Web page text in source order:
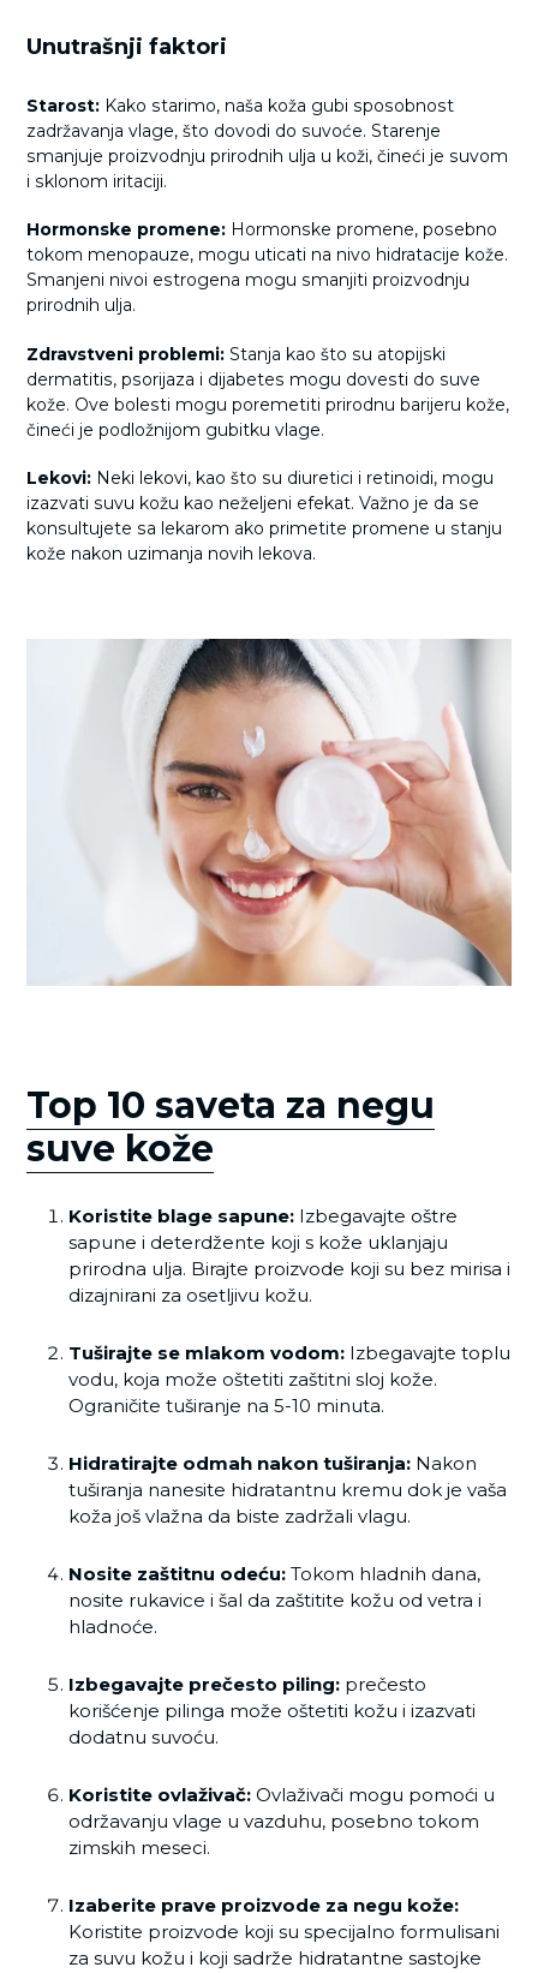
Unutrašnji faktori
Starost: Kako starimo, naša koža gubi sposobnost
zadržavanja vlage, što dovodi do suvoće. Starenje
smanjuje proizvodnju prirodnih ulja u koži, čineći je suvom
i sklonom iritaciji.
Hormonske promene: Hormonske promene, posebno
tokom menopauze, mogu uticati na nivo hidratacije kože.
Smanjeni nivoi estrogena mogu smanjiti proizvodnju
prirodnih ulja.
Zdravstveni problemi: Stanja kao što su atopijski
dermatitis, psorijaza i dijabetes mogu dovesti do suve
kože. Ove bolesti mogu poremetiti prirodnu barijeru kože,
čineći je podložnijom gubitku vlage.
Lekovi: Neki lekovi, kao što su diuretici i retinoidi, mogu
izazvati suvu kožu kao neželjeni efekat. Važno je da se
konsultujete sa lekarom ako primetite promene u stanju
kože nakon uzimanja novih lekova.
Top 10 saveta za negu
suve kože
Koristite blage sapune: Izbegavajte oštre
sapune i deterdžente koji s kože uklanjaju
prirodna ulja. Birajte proizvode koji su bez mirisa i
dizajnirani za osetljivu kožu.
Tuširajte se mlakom vodom: Izbegavajte toplu
vodu, koja može oštetiti zaštitni sloj kože.
Ograničite tuširanje na 5-10 minuta.
Hidratirajte odmah nakon tuširanja: Nakon
tuširanja nanesite hidratantnu kremu dok je vaša
koža još vlažna da biste zadržali vlagu.
Nosite zaštitnu odeću: Tokom hladnih dana,
nosite rukavice i šal da zaštitite kožu od vetra i
hladnoće.
Izbegavajte prečesto piling: prečesto
korišćenje pilinga može oštetiti kožu i izazvati
dodatnu suvoću.
Koristite ovlaživač: Ovlaživači mogu pomoći u
održavanju vlage u vazduhu, posebno tokom
zimskih meseci.
Izaberite prave proizvode za negu kože:
Koristite proizvode koji su specijalno formulisani
za suvu kožu i koji sadrže hidratantne sastojke